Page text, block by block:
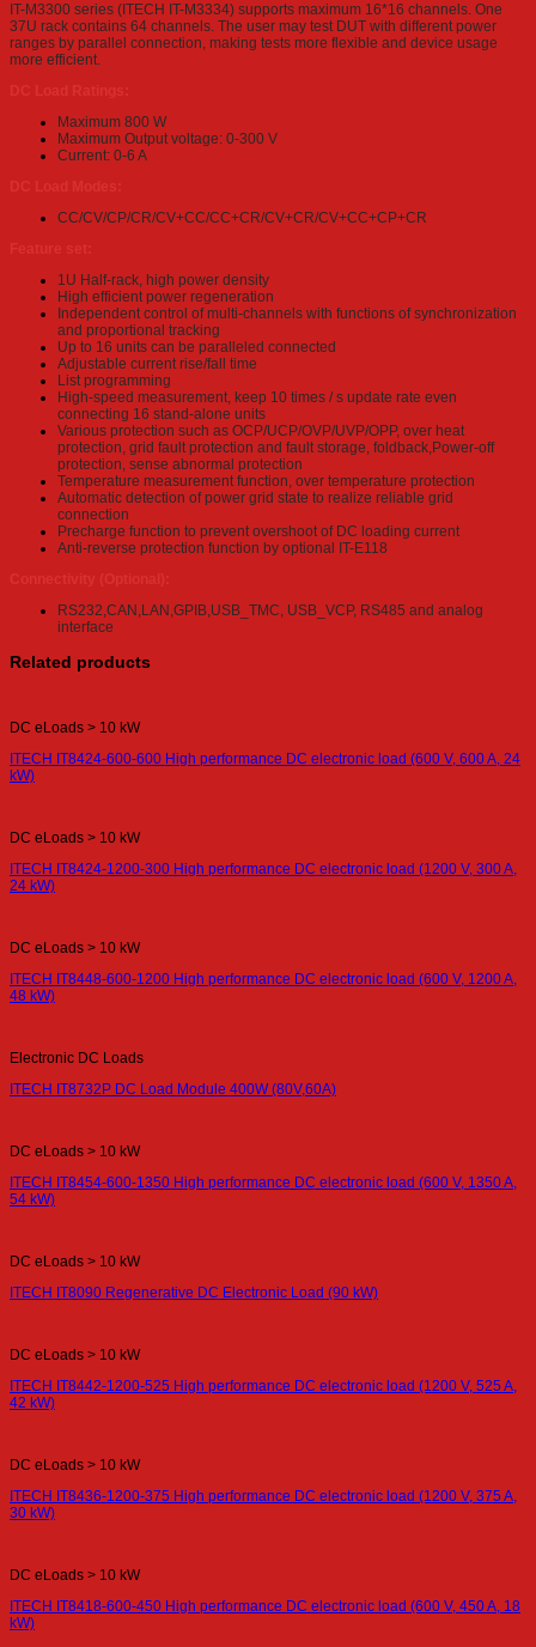
IT-M3300 series (ITECH IT-M3334) supports maximum 16*16 channels. One
37U rack contains 64 channels. The user may test DUT with different power
ranges by parallel connection, making tests more flexible and device usage
more efficient.
Maximum 800 W
Maximum Output voltage: 0-300 V
Current: 0-6 A
CC/CV/CP/CR/CV+CC/CC+CR/CV+CR/CV+CC+CP+CR
1U Half-rack, high power density
High efficient power regeneration
Independent control of multi-channels with functions of synchronization
and proportional tracking
Up to 16 units can be paralleled connected
Adjustable current rise/fall time
List programming
High-speed measurement, keep 10 times / s update rate even
connecting 16 stand-alone units
Various protection such as OCP/UCP/OVP/UVP/OPP, over heat
protection, grid fault protection and fault storage, foldback,Power-off
protection, sense abnormal protection
Temperature measurement function, over temperature protection
Automatic detection of power grid state to realize reliable grid
connection
Precharge function to prevent overshoot of DC loading current
Anti-reverse protection function by optional IT-E118
RS232,CAN,LAN,GPIB,USB_TMC, USB_VCP, RS485 and analog
interface
Related products
DC eLoads > 10 kW
ITECH IT8424-600-600 High performance DC electronic load (600 V, 600 A, 24
kW)
DC eLoads > 10 kW
ITECH IT8424-1200-300 High performance DC electronic load (1200 V, 300 A,
24 kW)
DC eLoads > 10 kW
ITECH IT8448-600-1200 High performance DC electronic load (600 V, 1200 A,
48 kW)
Electronic DC Loads
ITECH IT8732P DC Load Module 400W (80V,60A)
DC eLoads > 10 kW
ITECH IT8454-600-1350 High performance DC electronic load (600 V, 1350 A,
54 kW)
DC eLoads > 10 kW
ITECH IT8090 Regenerative DC Electronic Load (90 kW)
DC eLoads > 10 kW
ITECH IT8442-1200-525 High performance DC electronic load (1200 V, 525 A,
42 kW)
DC eLoads > 10 kW
ITECH IT8436-1200-375 High performance DC electronic load (1200 V, 375 A,
30 kW)
DC eLoads > 10 kW
ITECH IT8418-600-450 High performance DC electronic load (600 V, 450 A, 18
kW)